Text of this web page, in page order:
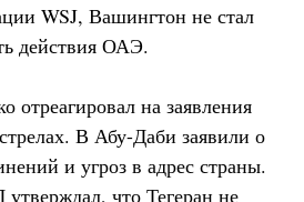
WSJ, Вашингтон не стал
действия ОАЭ.
на заявления
В Абу-Даби заявили о
и угроз в адрес страны.
что Тегеран не